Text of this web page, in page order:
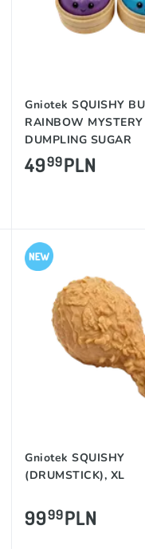
Gniotek SQUISHY
RAINBOW MYSTERY
DUMPLING SUGAR
4999PLN
Gniotek SQUISHY
(DRUMSTICK), XL
9999PLN